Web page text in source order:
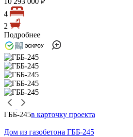
4
2
Подробнее
ГББ-245в карточку проекта
Дом из газобетона ГББ-245